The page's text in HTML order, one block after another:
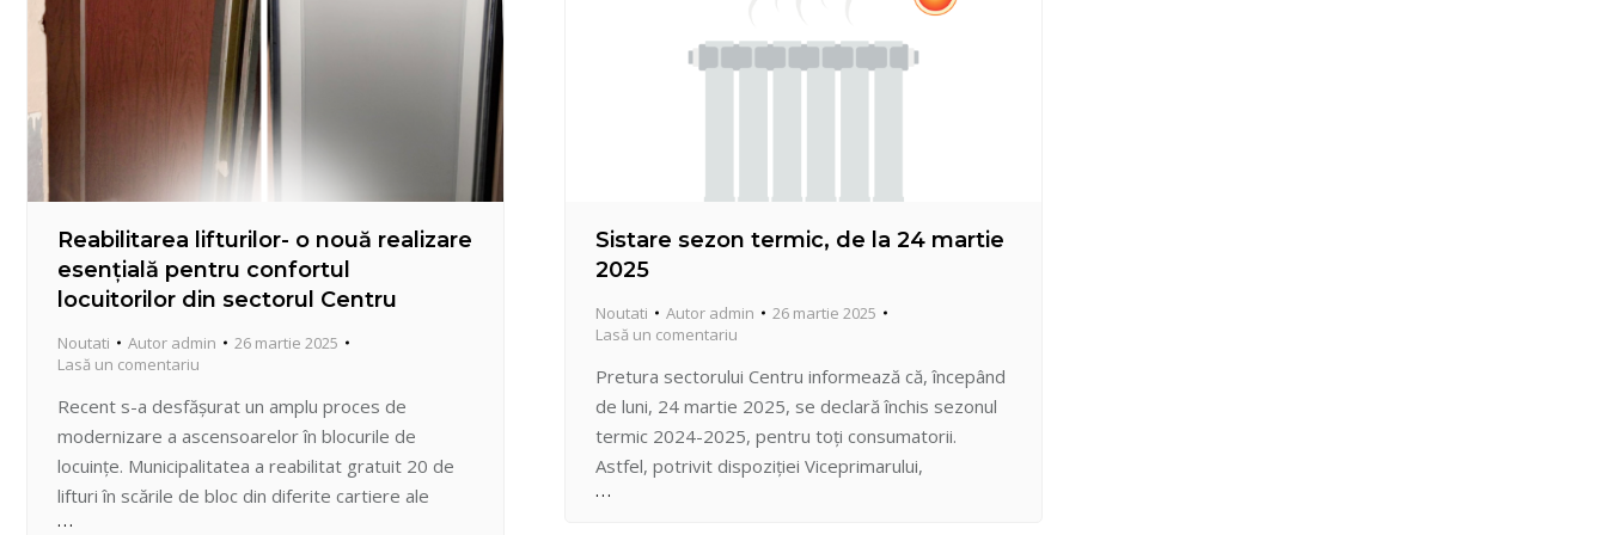
Reabilitarea lifturilor- o nouă realizare
esențială pentru confortul
locuitorilor din sectorul Centru
Noutati Autor admin
26 martie 2025
Lasă un comentariu
Recent s-a desfășurat un amplu proces de
modernizare a ascensoarelor în blocurile de
locuințe. Municipalitatea a reabilitat gratuit 20 de
lifturi în scările de bloc din diferite cartiere ale
sectorului Centru. Noile cabine sunt moderne,
Sistare sezon termic, de la 24 martie
2025
Noutati Autor admin
26 martie 2025
Lasă un comentariu
Pretura sectorului Centru informează că, începând
de luni, 24 martie 2025, se declară închis sezonul
termic 2024-2025, pentru toți consumatorii.
Astfel, potrivit dispoziției Viceprimarului,
gestionarii fondului locativ, cu orice formă de